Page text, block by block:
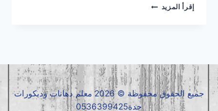
إقرأ المزيد تركيب
بديل
الرخام
جده
|
بديل
جميع الحقوق محفوظة © 2026 معلم دهانات وديكورات
جدة0536399425